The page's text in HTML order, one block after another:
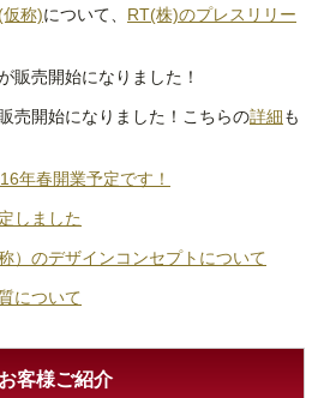
称)について、 RT(株)のプレスリリー
販売開始になりました！
売開始になりました！こちらの詳細も
年春開業予定です！
しました
）のデザインコンセプトについて
について
お客様ご紹介